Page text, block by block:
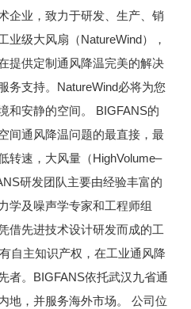
企业，致力于研发、生产、销
级大风扇（NatureWind），
提供定制通风降温完美的解决
务支持。NatureWind必将为您
和安静的空间。 BIGFANS的
间通风降温问题的最直接，最
转速，大风量（HighVolume–
研发团队主要由经验丰富的
学及噪声学专家和工程师组
借先进技术设计研发而成的工
自主知识产权，在工业通风降
者。BIGFANS依托武汉九省通
地，并服务海外市场。 公司位